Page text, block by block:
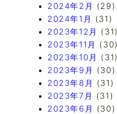
2024年2月 (29)
2024年1月 (31)
2023年12月 (31)
2023年11月 (30)
2023年10月 (31)
2023年9月 (30)
2023年8月 (31)
2023年7月 (31)
2023年6月 (30)